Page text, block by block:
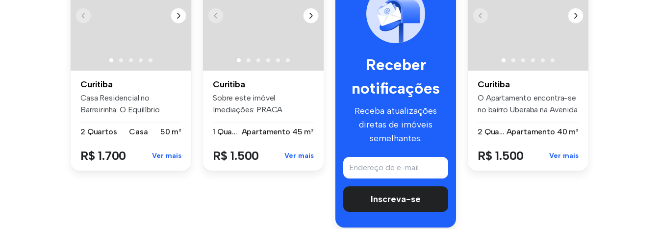
Curitiba
Casa Residencial no
Barreirinha: O Equilíbrio
2 Quartos
Casa 50 m²
R$ 1.700 Ver mais
Curitiba
Sobre este imóvel
Imediações: PRACA
1 Quarto Apartamento 45 m²
R$ 1.500 Ver mais
Receber
notificações
Receba atualizações
diretas de imóveis
semelhantes.
Inscreva-se
Curitiba
O Apartamento encontra-se
no bairro Uberaba na Avenida
2 Quartos Apartamento 40 m²
R$ 1.500 Ver mais